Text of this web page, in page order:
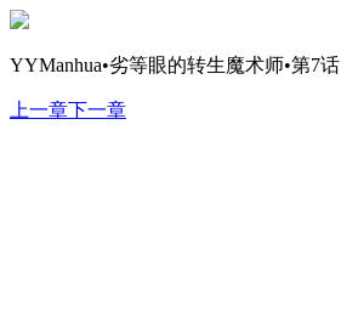
YYManhua•劣等眼的转生魔术师•第7话
上一章下一章